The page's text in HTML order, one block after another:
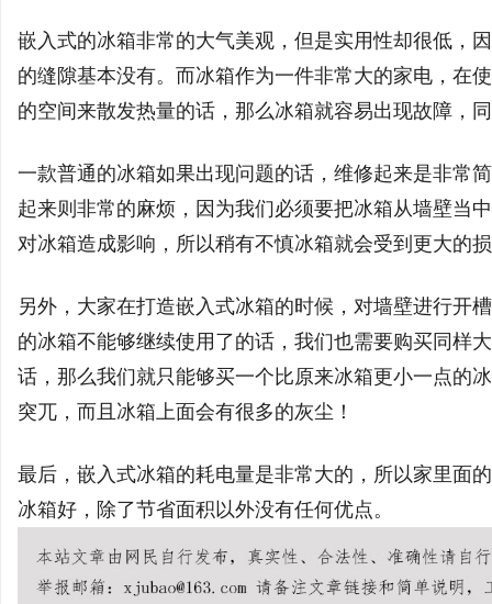
嵌入式的冰箱非常的大气美观，但是实用性却很低，
的缝隙基本没有。而冰箱作为一件非常大的家电，在
的空间来散发热量的话，那么冰箱就容易出现故障，
一款普通的冰箱如果出现问题的话，维修起来是非常
起来则非常的麻烦，因为我们必须要把冰箱从墙壁当
对冰箱造成影响，所以稍有不慎冰箱就会受到更大的
另外，大家在打造嵌入式冰箱的时候，对墙壁进行开
的冰箱不能够继续使用了的话，我们也需要购买同样
话，那么我们就只能够买一个比原来冰箱更小一点的
突兀，而且冰箱上面会有很多的灰尘！
最后，嵌入式冰箱的耗电量是非常大的，所以家里面
冰箱好，除了节省面积以外没有任何优点。
哪些行业秘诀？